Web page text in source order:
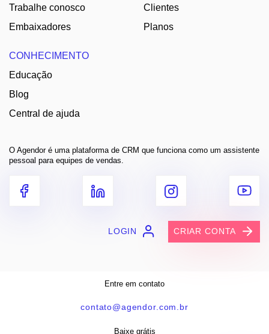
Trabalhe conosco
Embaixadores
Clientes
Planos
CONHECIMENTO
Educação
Blog
Central de ajuda
O Agendor é uma plataforma de CRM que funciona como um assistente
pessoal para equipes de vendas.
LOGIN CRIAR CONTA
Entre em contato
contato@agendor.com.br
Baixe grátis